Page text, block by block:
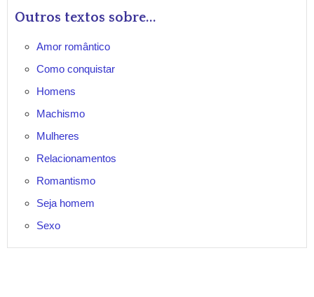
Outros textos sobre...
Amor romântico
Como conquistar
Homens
Machismo
Mulheres
Relacionamentos
Romantismo
Seja homem
Sexo